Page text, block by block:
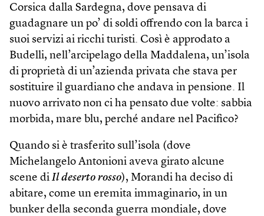
Corsica dalla Sardegna, dove pensava di
guadagnare un po’ di soldi offrendo con la barca i
suoi servizi ai ricchi turisti. Così è approdato a
Budelli, nell’arcipelago della Maddalena, un’isola
di proprietà di un’azienda privata che stava per
sostituire il guardiano che andava in pensione. Il
nuovo arrivato non ci ha pensato due volte: sabbia
morbida, mare blu, perché andare nel Pacifico?
Quando si è trasferito sull’isola (dove
Michelangelo Antonioni aveva girato alcune
scene di Il deserto rosso), Morandi ha deciso di
abitare, come un eremita immaginario, in un
bunker della seconda guerra mondiale, dove